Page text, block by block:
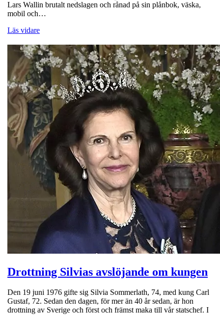
Lars Wallin brutalt nedslagen och rånad på sin plånbok, väska,
mobil och…
Läs vidare
Drottning Silvias avslöjande om kungen
Den 19 juni 1976 gifte sig Silvia Sommerlath, 74, med kung Carl
Gustaf, 72. Sedan den dagen, för mer än 40 år sedan, är hon
drottning av Sverige och först och främst maka till vår statschef. I